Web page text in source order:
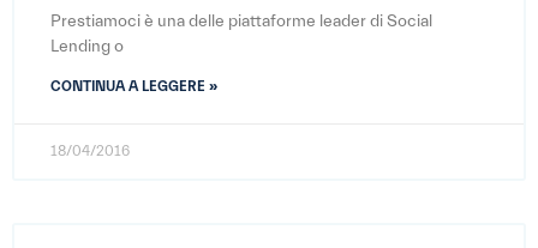
Prestiamoci è una delle piattaforme leader di Social
Lending o
CONTINUA A LEGGERE »
18/04/2016